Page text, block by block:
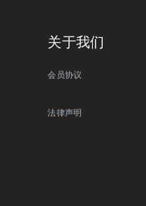
关于我们
会员协议
法律声明